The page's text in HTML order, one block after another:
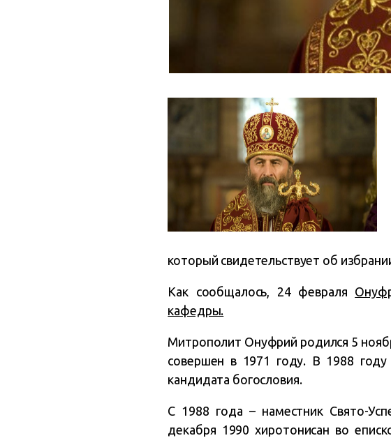
который свидетельствует об
Как сообщалось, 24 февраля
кафедры.
Митрополит Онуфрий родился 5
совершен в 1971 году. В 1988
кандидата богословия.
С 1988 года – наместник Свято-
декабря 1990 хиротонисан во